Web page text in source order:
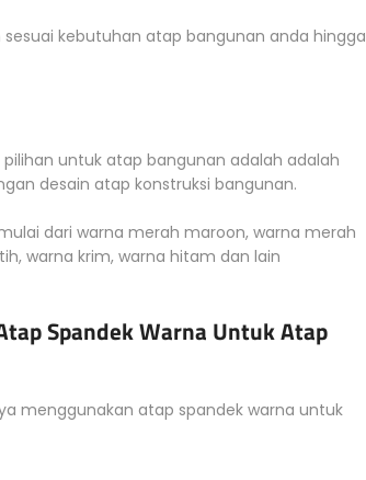
kebutuhan atap bangunan anda hingga
untuk atap bangunan adalah adalah
desain atap konstruksi bangunan.
dari warna merah maroon, warna merah
warna krim, warna hitam dan lain
Spandek Warna Untuk Atap
menggunakan atap spandek warna untuk